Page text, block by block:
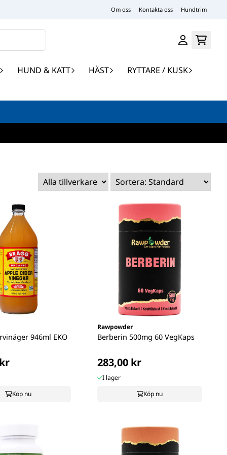
Om oss Kontakta oss Hundtrim
HUND & KATT HÄST RYTTARE / KUSK
946ml EKO
Köp nu
Rawpowder
Berberin 500mg 60 VegKaps
283,00 kr
I lager
Köp nu